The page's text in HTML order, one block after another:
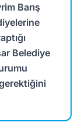
Barış
Belediye